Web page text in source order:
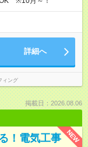
詳細へ
ィング
掲載日：2026.08.06
NEW
！電気工事